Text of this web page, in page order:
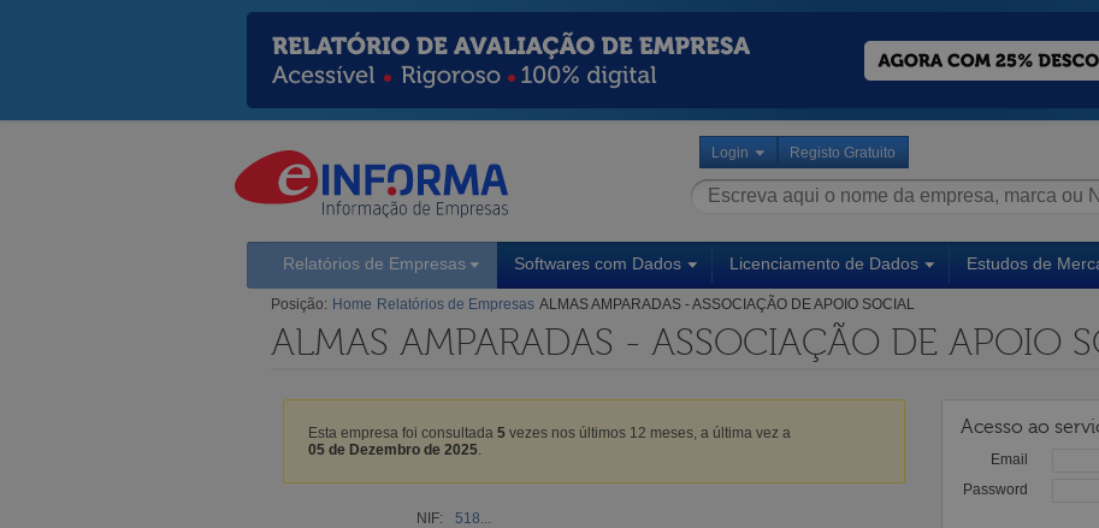
Login Registo Gratuito
Relatórios de Empresas Softwares com Dados Licenciamento de Dados Estudos de
Posição: Home Relatórios de Empresas ALMAS AMPARADAS - ASSOCIAÇÃO DE APOIO SOCIAL
ALMAS AMPARADAS - ASSOCIAÇÃO DE APOIO
Esta empresa foi consultada 5 vezes nos últimos 12 meses, a última vez a
05 de Dezembro de 2025
NIF:
518...
Acesso ao
Email
Password